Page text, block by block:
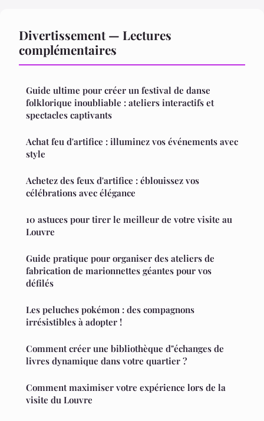
Divertissement — Lectures
complémentaires
Guide ultime pour créer un festival de danse
folklorique inoubliable : ateliers interactifs et
spectacles captivants
Achat feu d'artifice : illuminez vos événements avec
style
Achetez des feux d'artifice : éblouissez vos
célébrations avec élégance
10 astuces pour tirer le meilleur de votre visite au
Louvre
Guide pratique pour organiser des ateliers de
fabrication de marionnettes géantes pour vos
défilés
Les peluches pokémon : des compagnons
irrésistibles à adopter !
Comment créer une bibliothèque d"échanges de
livres dynamique dans votre quartier ?
Comment maximiser votre expérience lors de la
visite du Louvre